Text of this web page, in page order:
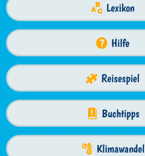
Lexikon
Hilfe
Reisespiel
Buchtipps
Klimawandel